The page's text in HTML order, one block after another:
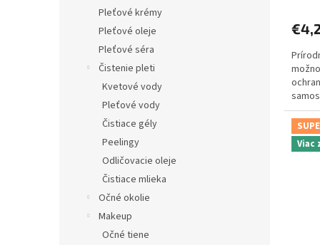
Pleťové krémy
Pleťové oleje
Pleťové séra
Čistenie pleti
Kvetové vody
Pleťové vody
Čistiace gély
Peelingy
Odličovacie oleje
Čistiace mlieka
Očné okolie
Makeup
Očné tiene
Viac